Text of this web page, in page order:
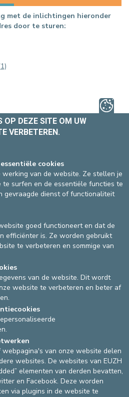
met de inlichtingen hieronder
door te sturen:
verplicht)
tot de opleiding:
ergotherapie, logopedie, andere
tot de stage:
gebruikt voor de verwerking
/ REDUCE
– Europa Ziekenhuizen vzw
OP DEZE SITE OM UW
VERBETEREN.
cookies
van de website. Ze stellen je
surfen en de essentiële functies te
gevraagde dienst of functionaliteit
goed functioneert en dat de
efficiënter is. Ze worden gebruikt
te verbeteren en sommige van
van de website. Dit wordt
website te verbeteren en beter af
van onze website delen
websites. De websites van EUZH
elementen van derden bevatten,
en Facebook. Deze worden
via plugins in de website te